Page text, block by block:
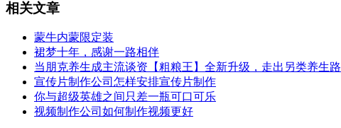
相关文章
蒙牛内蒙限定装
裙梦十年，感谢一路相伴
当朋克养生成主流谈资【粗粮王】全新升级，走出另类养生路
宣传片制作公司怎样安排宣传片制作
你与超级英雄之间只差一瓶可口可乐
视频制作公司如何制作视频更好